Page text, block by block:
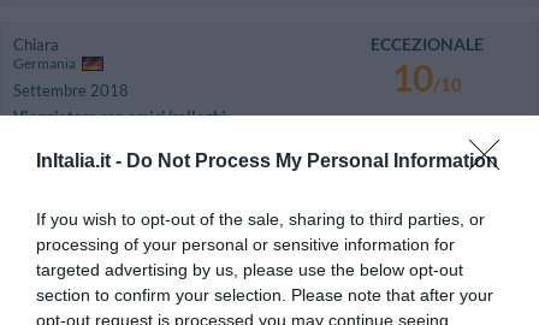
InItalia.it - Do Not Process My Personal Information
If you wish to opt-out of the sale, sharing to third parties, or
processing of your personal or sensitive information for
targeted advertising by us, please use the below opt-out
section to confirm your selection. Please note that after your
opt-out request is processed you may continue seeing
Chiara
Germania
Settembre 2018
Viaggiatore con amici/colleghi
ECCEZIONALE
10/10
Ritornerebbe in questo hotel?
SI
Carla
Italia
Settembre 2018
Coppia età media superiore ai 35 anni
OTTIMO
8.2